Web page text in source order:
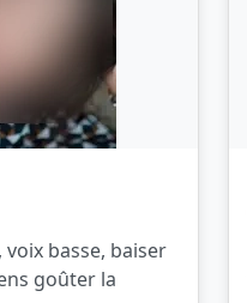
voix basse, baiser
goûter la